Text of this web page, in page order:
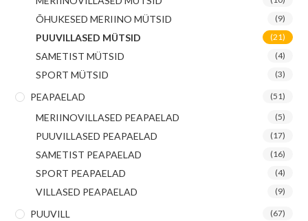
ÕHUKESED MERIINO MÜTSID (9)
PUUVILLASED MÜTSID (21)
SAMETIST MÜTSID (4)
SPORT MÜTSID (3)
PEAPAELAD (51)
MERIINOVILLASED PEAPAELAD (5)
PUUVILLASED PEAPAELAD (17)
SAMETIST PEAPAELAD (16)
SPORT PEAPAELAD (4)
VILLASED PEAPAELAD (9)
PUUVILL (67)